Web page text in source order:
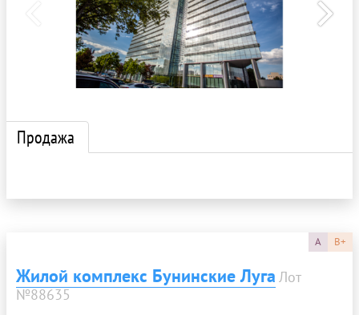
Продажа
A B+
Жилой комплекс Бунинские Луга Лот
№88635